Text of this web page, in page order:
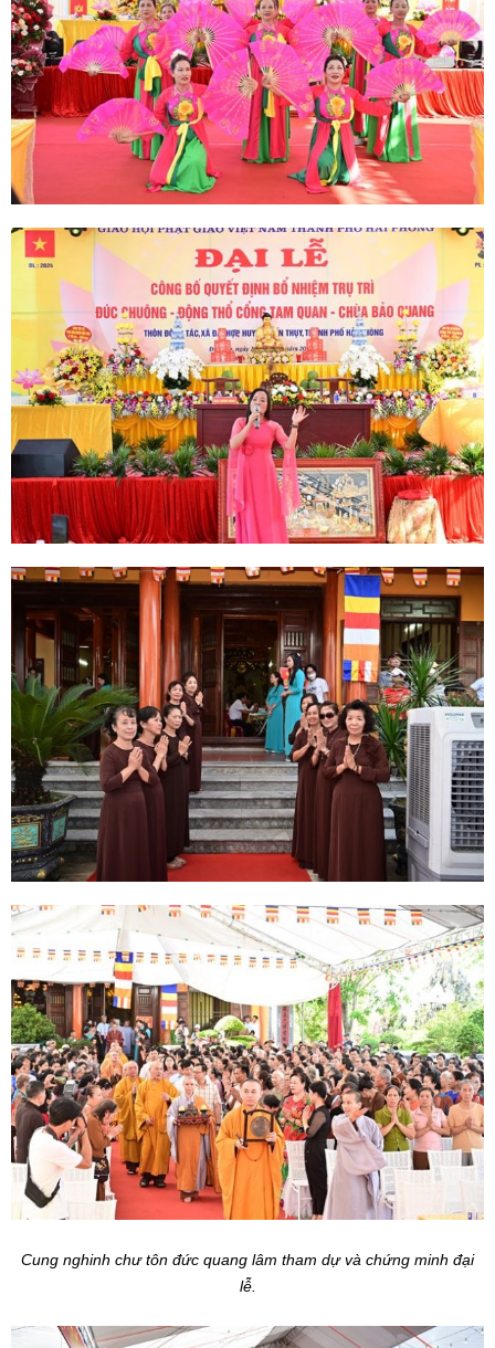
Cung nghinh chư tôn đức quang lâm tham dự và chứng minh đại
lễ.